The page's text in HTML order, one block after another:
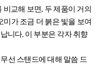
비교해 보면, 두 제품이 거의
미가 조금 더 붉은 빛을 보여
니다. 이 부분은 각자 취향
선 스탠드에 대해 말씀 드